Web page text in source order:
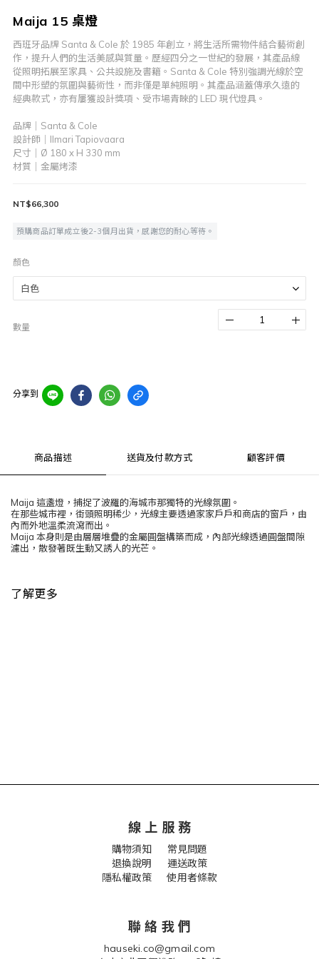
Maija 15 桌燈
西班牙品牌 Santa & Cole 於 1985 年創立，將生活所需物件結合藝術創
作，提升人們的生活美感與質量。歷經四分之一世紀的發展，其產品線
從照明拓展至家具、公共設施及書籍。Santa & Cole 特別強調光線於空
間中形塑的氛圍與藝術性，而非僅是單純照明。其產品涵蓋傳承久遠的
經典款式，亦有屢獲設計獎項、受市場青睞的 LED 現代燈具。
品牌｜Santa & Cole
設計師｜Ilmari Tapiovaara
尺寸｜Ø 180 x H 330 mm
材質｜金屬烤漆
NT$66,300
預購商品訂單成立後2-3個月出貨，感謝您的耐心等待。
顏色
數量
分享到
商品描述 送貨及付款方式 顧客評價
Maija 這盞燈，捕捉了波羅的海城市那獨特的光線氛圍。
在那些城市裡，街頭照明稀少，光線主要透過家家戶戶和商店的窗戶，由
內而外地溫柔流瀉而出。
Maija 本身則是由層層堆疊的金屬圓盤構築而成，內部光線透過圓盤間隙
濾出，散發著既生動又誘人的光芒。
了解更多
線 上 服 務
購物須知 常見問題
退換說明
運送政策
隱私權政策 使用者條款
聯 絡 我 們
hauseki.co@gmail.com